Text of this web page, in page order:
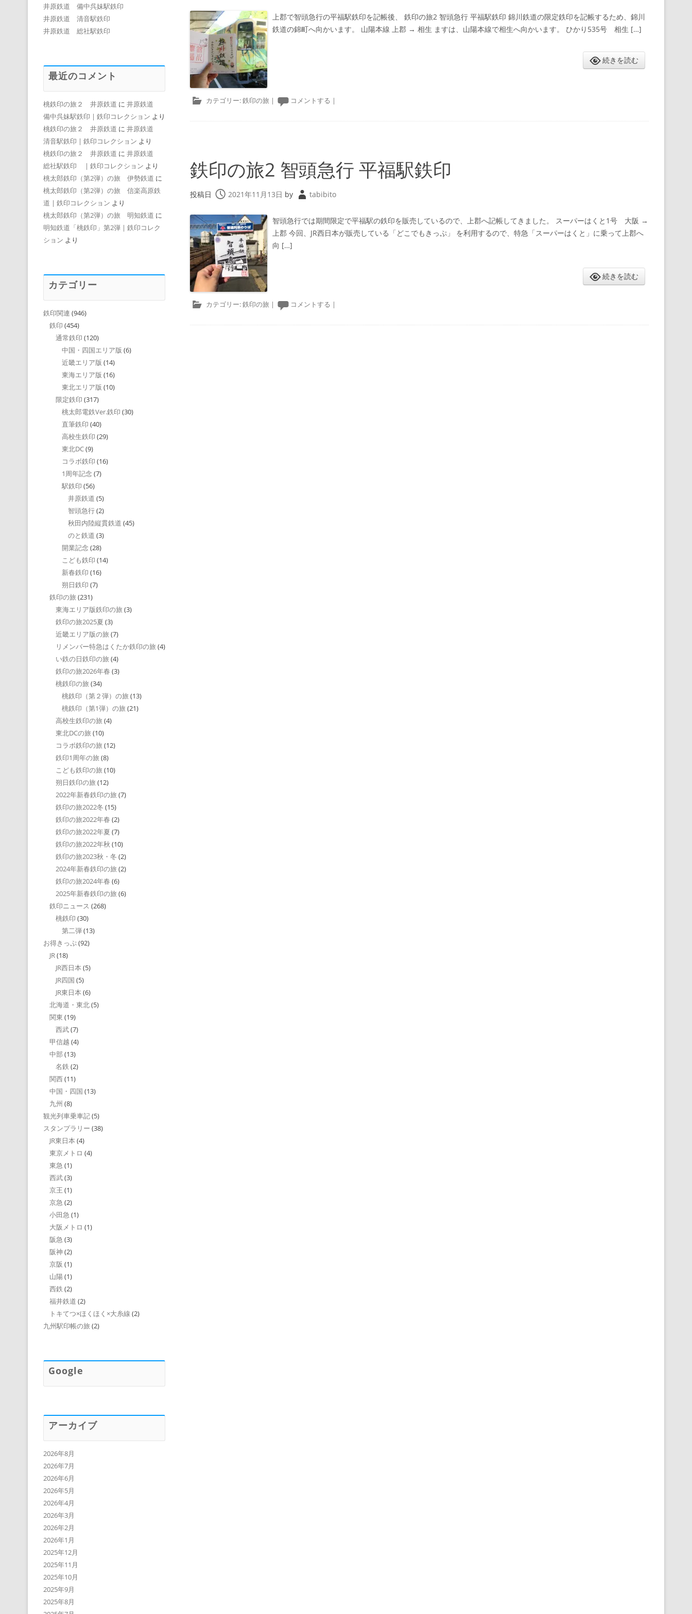
上郡で智頭急行の平福駅鉄印を記帳後、 鉄印の旅2 智頭急行 平福駅鉄印 錦川鉄道の限定鉄印を記帳するため、錦川
鉄道の錦町へ向かいます。 山陽本線 上郡 → 相生 ますは、山陽本線で相生へ向かいます。 ひかり535号 相生 […]
続きを読む
カテゴリー:鉄印の旅 | コメントする |
鉄印の旅2 智頭急行 平福駅鉄印
投稿日 2021年11月13日 by tabibito
智頭急行では期間限定で平福駅の鉄印を販売しているので、上郡へ記帳してきました。 スーパーはくと1号 大阪 →
上郡 今回、JR西日本が販売している「どこでもきっぷ」 を利用するので、特急「スーパーはくと」に乗って上郡へ
向 […]
続きを読む
カテゴリー:鉄印の旅 | コメントする |
井原鉄道 備中呉妹駅鉄印
井原鉄道 清音駅鉄印
井原鉄道 総社駅鉄印
最近のコメント
桃鉄印の旅２ 井原鉄道 に 井原鉄道
備中呉妹駅鉄印 | 鉄印コレクション より
桃鉄印の旅２ 井原鉄道 に 井原鉄道
清音駅鉄印 | 鉄印コレクション より
桃鉄印の旅２ 井原鉄道 に 井原鉄道
総社駅鉄印 | 鉄印コレクション より
桃太郎鉄印（第2弾）の旅 伊勢鉄道 に
桃太郎鉄印（第2弾）の旅 信楽高原鉄
道 | 鉄印コレクション より
桃太郎鉄印（第2弾）の旅 明知鉄道 に
明知鉄道「桃鉄印」第2弾 | 鉄印コレク
ション より
カテゴリー
鉄印関連 (946)
鉄印 (454)
通常鉄印 (120)
中国・四国エリア版 (6)
近畿エリア版 (14)
東海エリア版 (16)
東北エリア版 (10)
限定鉄印 (317)
桃太郎電鉄Ver.鉄印 (30)
直筆鉄印 (40)
高校生鉄印 (29)
東北DC(9)
コラボ鉄印 (16)
1周年記念 (7)
駅鉄印 (56)
井原鉄道 (5)
智頭急行(2)
秋田内陸縦貫鉄道 (45)
のと鉄道 (3)
開業記念 (28)
こども鉄印 (14)
新春鉄印 (16)
朔日鉄印 (7)
鉄印の旅 (231)
東海エリア版鉄印の旅 (3)
鉄印の旅2025夏 (3)
近畿エリア版の旅 (7)
リメンバー特急はくたか鉄印の旅 (4)
い鉄の日鉄印の旅 (4)
鉄印の旅2026年春 (3)
桃鉄印の旅 (34)
桃鉄印（第２弾）の旅 (13)
桃鉄印（第1弾）の旅 (21)
高校生鉄印の旅 (4)
東北DCの旅 (10)
コラボ鉄印の旅 (12)
鉄印1周年の旅 (8)
こども鉄印の旅 (10)
朔日鉄印の旅 (12)
2022年新春鉄印の旅 (7)
鉄印の旅2022冬 (15)
鉄印の旅2022年春 (2)
鉄印の旅2022年夏 (7)
鉄印の旅2022年秋 (10)
鉄印の旅2023秋・冬 (2)
2024年新春鉄印の旅 (2)
鉄印の旅2024年春 (6)
2025年新春鉄印の旅 (6)
鉄印ニュース (268)
桃鉄印 (30)
第二弾(13)
お得きっぷ(92)
JR(18)
JR西日本 (5)
JR四国 (5)
JR東日本 (6)
北海道・東北(5)
関東 (19)
西武(7)
甲信越 (4)
中部 (13)
名鉄 (2)
関西(11)
中国・四国 (13)
九州 (8)
観光列車乗車記(5)
スタンプラリー (38)
JR東日本 (4)
東京メトロ (4)
東急 (1)
西武(3)
京王 (1)
京急 (2)
小田急 (1)
大阪メトロ (1)
阪急 (3)
阪神 (2)
京阪 (1)
山陽 (1)
西鉄 (2)
福井鉄道 (2)
トキてつ×ほくほく×大糸線 (2)
九州駅印帳の旅 (2)
Google
アーカイブ
2026年8月
2026年7月
2026年6月
2026年5月
2026年4月
2026年3月
2026年2月
2026年1月
2025年12月
2025年11月
2025年10月
2025年9月
2025年8月